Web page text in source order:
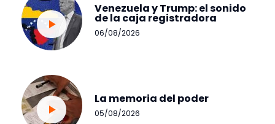
Venezuela y Trump: el sonido
de la caja registradora
06/08/2026
La memoria del poder
05/08/2026